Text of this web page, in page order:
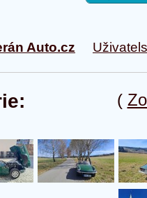
Auto.cz
(